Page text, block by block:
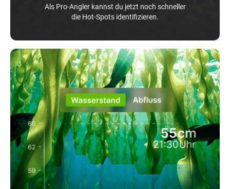
Als Pro-Angler kannst du jetzt noch schneller
die Hot-Spots identifizieren.